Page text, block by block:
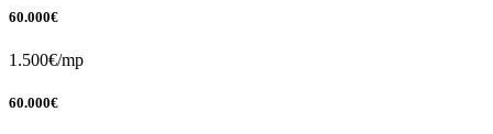
60.000€
1.500€/mp
60.000€